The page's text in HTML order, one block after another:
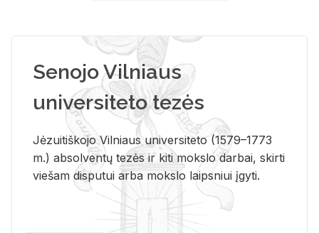
Senojo Vilniaus
universiteto tezės
Jėzuitiškojo Vilniaus universiteto (1579–1773
m.) absolventų tezės ir kiti mokslo darbai, skirti
viešam disputui arba mokslo laipsniui įgyti.